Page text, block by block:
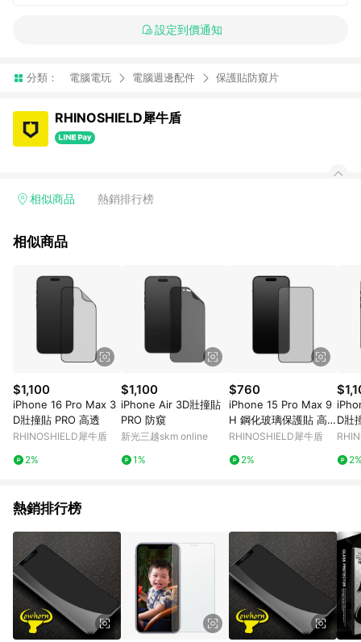
設定到價通知
分類： 電腦電玩 電腦週邊配件 保護貼防窺片
RHINOSHIELD犀牛盾
相似商品 熱銷排行榜
相似商品
$1,100
iPhone 16 Pro Max 3
D壯撞貼 PRO 高透
RHINOSHIELD犀牛盾
2%
$1,100
iPhone Air 3D壯撞貼
PRO 防窺
新光三越skm online
1%
$760
iPhone 15 Pro Max 9
H 鋼化玻璃保護貼 高
透
RHINOSHIELD犀牛盾
2%
D壯
熱銷排行榜